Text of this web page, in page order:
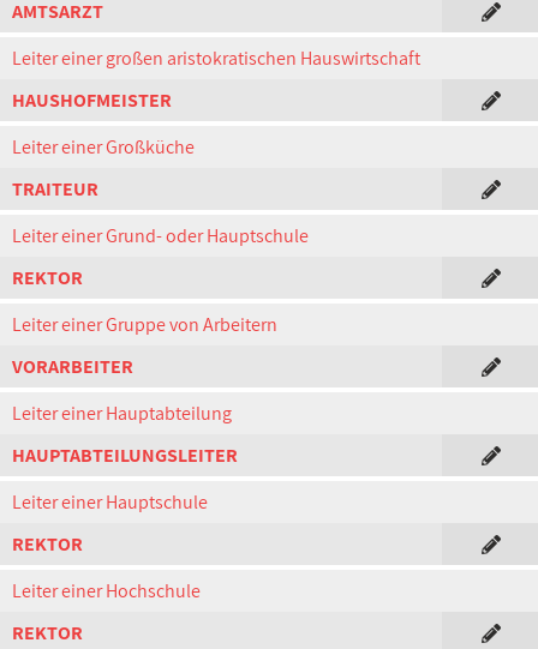
AMTSARZT
Leiter einer großen aristokratischen Hauswirtschaft
HAUSHOFMEISTER
Leiter einer Großküche
TRAITEUR
Leiter einer Grund- oder Hauptschule
REKTOR
Leiter einer Gruppe von Arbeitern
VORARBEITER
Leiter einer Hauptabteilung
HAUPTABTEILUNGSLEITER
Leiter einer Hauptschule
REKTOR
Leiter einer Hochschule
REKTOR